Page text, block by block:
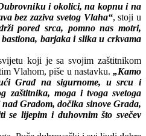
i okolici, na kopnu i na
bez zaziva svetog Vlaha“, stoji u
pored srca, pomno nas motri,
barjaka i slika u crkvama
koji je sa svojim zaštitnikom
Vlahom, piše u nastavku. „Kamo
Grad na sigurnome, u srcu i
zaštitnika, moga i tvoga svetoga
Gradom, dočika sinove Grada,
se lijepim i duhovnim što svečev